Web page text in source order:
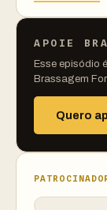
APOIE
Esse episódio
Brassagem
Quero